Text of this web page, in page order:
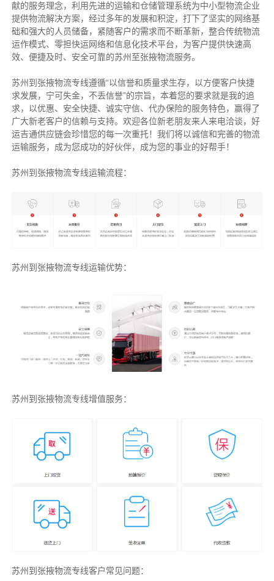
献的服务理念，利用先进的运输和仓储管理系统为中小型物流企业
提供物流解决方案，经过多年的发展和积淀，打下了坚实的网络基
础和强大的人员储备，紧随客户的需求而不断革新，整合传统物流
运作模式、零担快运网络和信息化技术平台，为客户提供快速高
效、便捷及时、安全可靠的苏州至张掖物流服务。
苏州到张掖物流专线遵循“以信誉和质量求生存，以方便客户快捷
求发展，宁可失金，不丢信誉”的宗旨，本着您的要求就是我的追
求，以优惠、安全快捷、诚实守信、代办保险的服务特色，赢得了
广大新老客户的信赖与支持。欢迎各位新老朋友来人来电洽谈，好
运吉通供应链会珍惜您的每一次重托！我们将以诚信和完善的物流
运输服务，成为您成功的好伙伴，成为您的事业的好帮手！
苏州到张掖物流专线运输流程：
苏州到张掖物流专线运输优势：
苏州到张掖物流专线增值服务：
苏州到张掖物流专线客户常见问题：